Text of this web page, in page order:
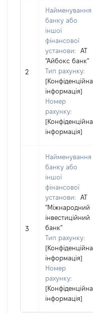
2
Найменування
банку або
іншої
фінансової
установи:
АТ
"Айбокс банк"
Тип рахунку:
[Конфіденційна
інформація]
Номер
рахунку:
[Конфіденційна
інформація]
3
Найменування
банку або
іншої
фінансової
установи:
АТ
"Міжнародний
інвестиційний
банк"
Тип рахунку:
[Конфіденційна
інформація]
Номер
рахунку:
[Конфіденційна
інформація]